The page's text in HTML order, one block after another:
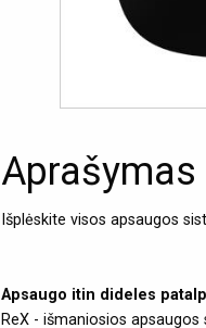
Aprašymas
Išplėskite visos apsaugos
Apsaugo itin dideles
ReX - išmaniosios